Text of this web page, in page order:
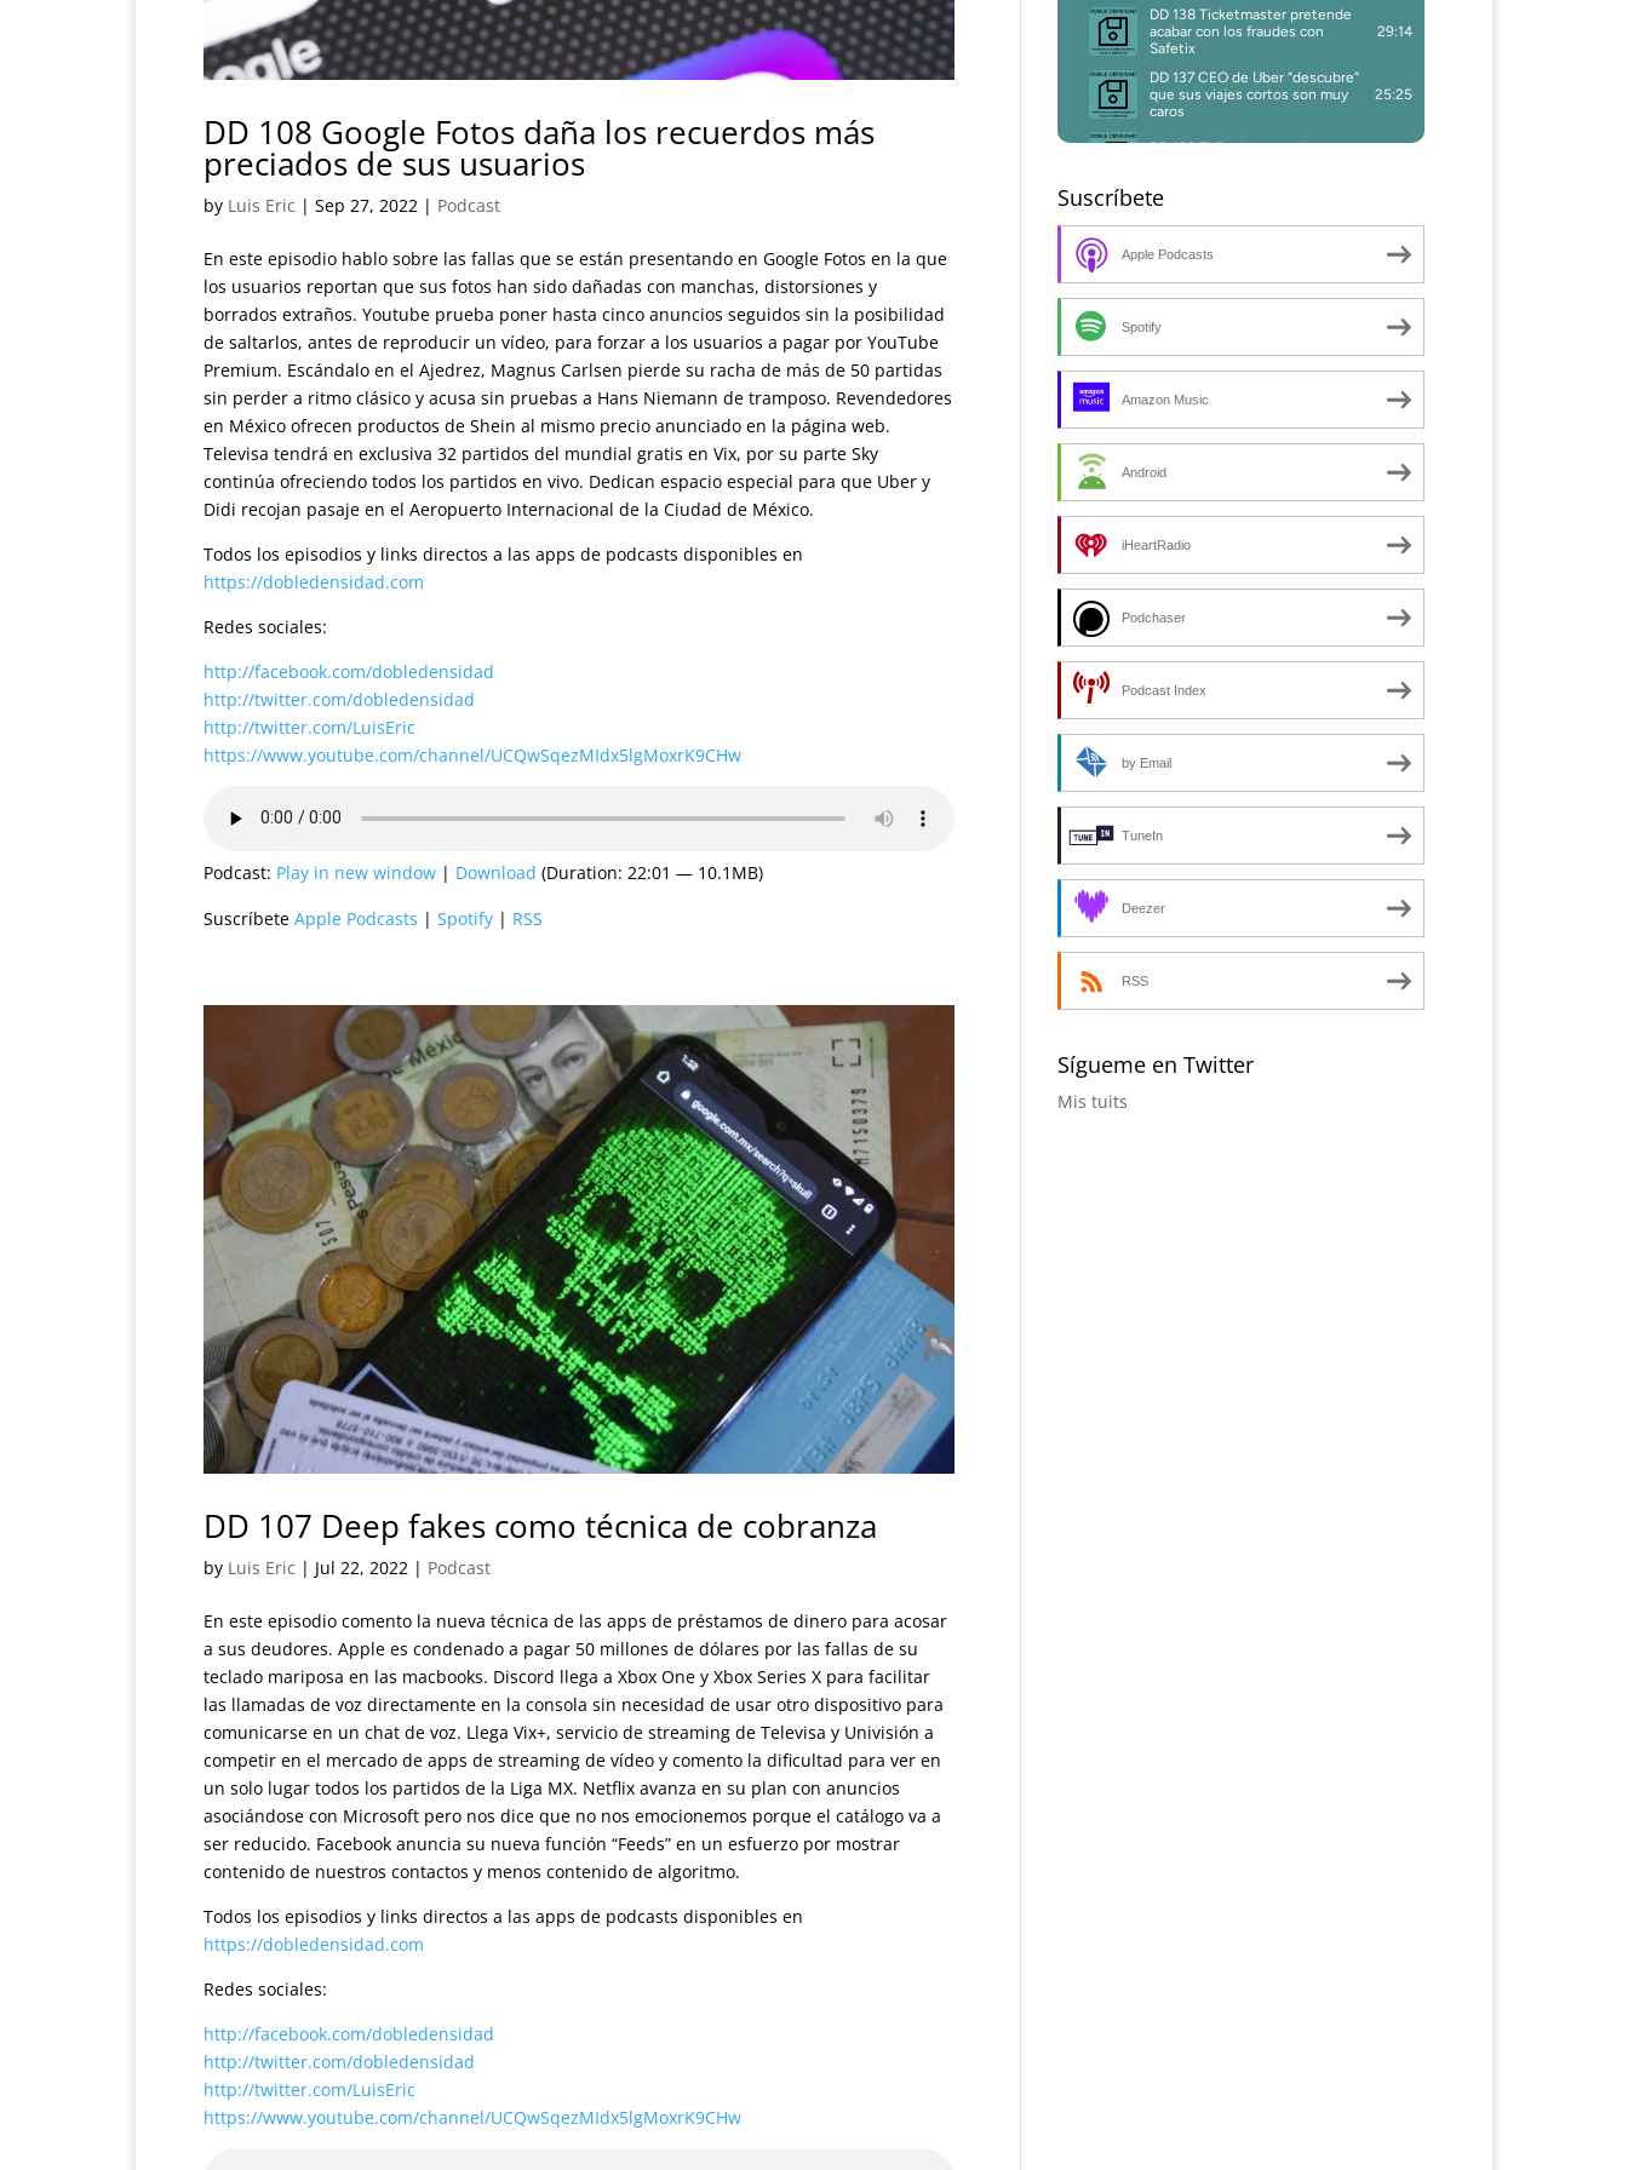
DD 108 Google Fotos daña los recuerdos más
preciados de sus usuarios
by Luis Eric | Sep 27, 2022 | Podcast
En este episodio hablo sobre las fallas que se están presentando en Google Fotos en la que
los usuarios reportan que sus fotos han sido dañadas con manchas, distorsiones y
borrados extraños. Youtube prueba poner hasta cinco anuncios seguidos sin la posibilidad
de saltarlos, antes de reproducir un vídeo, para forzar a los usuarios a pagar por YouTube
Premium. Escándalo en el Ajedrez, Magnus Carlsen pierde su racha de más de 50 partidas
sin perder a ritmo clásico y acusa sin pruebas a Hans Niemann de tramposo. Revendedores
en México ofrecen productos de Shein al mismo precio anunciado en la página web.
Televisa tendrá en exclusiva 32 partidos del mundial gratis en Vix, por su parte Sky
continúa ofreciendo todos los partidos en vivo. Dedican espacio especial para que Uber y
Didi recojan pasaje en el Aeropuerto Internacional de la Ciudad de México.
Todos los episodios y links directos a las apps de podcasts disponibles en
https://dobledensidad.com
Redes sociales:
http://facebook.com/dobledensidad
http://twitter.com/dobledensidad
http://twitter.com/LuisEric
https://www.youtube.com/channel/UCQwSqezMIdx5lgMoxrK9CHw
Podcast: Play in new window | Download (Duration: 22:01 — 10.1MB)
Suscríbete Apple Podcasts | Spotify | RSS
DD 107 Deep fakes como técnica de cobranza
by Luis Eric | Jul 22, 2022 | Podcast
En este episodio comento la nueva técnica de las apps de préstamos de dinero para acosar
a sus deudores. Apple es condenado a pagar 50 millones de dólares por las fallas de su
teclado mariposa en las macbooks. Discord llega a Xbox One y Xbox Series X para facilitar
las llamadas de voz directamente en la consola sin necesidad de usar otro dispositivo para
comunicarse en un chat de voz. Llega Vix+, servicio de streaming de Televisa y Univisión a
competir en el mercado de apps de streaming de vídeo y comento la dificultad para ver en
un solo lugar todos los partidos de la Liga MX. Netflix avanza en su plan con anuncios
asociándose con Microsoft pero nos dice que no nos emocionemos porque el catálogo va a
ser reducido. Facebook anuncia su nueva función “Feeds” en un esfuerzo por mostrar
contenido de nuestros contactos y menos contenido de algoritmo.
Todos los episodios y links directos a las apps de podcasts disponibles en
https://dobledensidad.com
Redes sociales:
http://facebook.com/dobledensidad
http://twitter.com/dobledensidad
http://twitter.com/LuisEric
https://www.youtube.com/channel/UCQwSqezMIdx5lgMoxrK9CHw
Suscríbete
Apple Podcasts
Spotify
Amazon Music
Android
iHeartRadio
Podchaser
Podcast Index
by Email
TuneIn
Deezer
RSS
Sígueme en Twitter
Mis tuits